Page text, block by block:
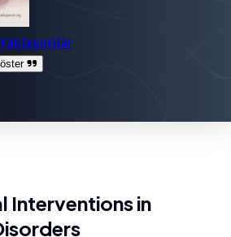
Interventions in